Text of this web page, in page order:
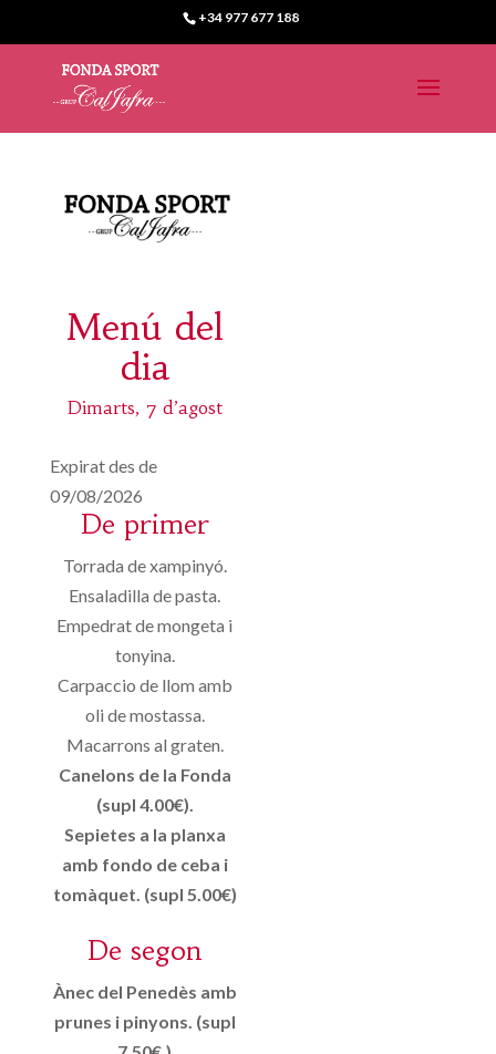
+34 977 677 188
Menú del
dia
Dimarts, 7 d’agost
Expirat des de
09/08/2026
De primer
Torrada de xampinyó.
Ensaladilla de pasta.
Empedrat de mongeta i
tonyina.
Carpaccio de llom amb
oli de mostassa.
Macarrons al graten.
Canelons de la Fonda
(supl 4.00€).
Sepietes a la planxa
amb fondo de ceba i
tomàquet. (supl 5.00€)
De segon
Ànec del Penedès amb
prunes i pinyons. (supl